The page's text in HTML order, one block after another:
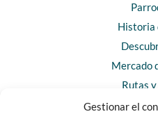
Gestionar el
Historia
Mercado
Rutas